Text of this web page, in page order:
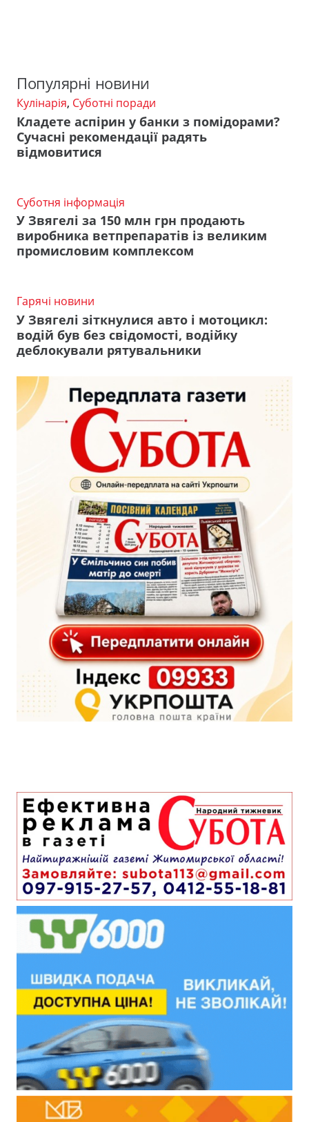
Популярні новини
Кулінарія, Суботні поради
Кладете аспірин у банки з помідорами?
Сучасні рекомендації радять
відмовитися
Суботня інформація
У Звягелі за 150 млн грн продають
виробника ветпрепаратів із великим
промисловим комплексом
Гарячі новини
У Звягелі зіткнулися авто і мотоцикл:
водій був без свідомості, водійку
деблокували рятувальники